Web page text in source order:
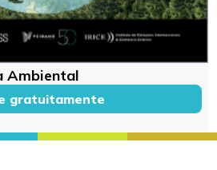
Ambiental
gratuitamente